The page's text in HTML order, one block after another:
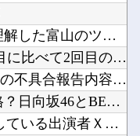
Powered by livedoor 相互RSS
【動画】 自動ドアの仕組みを理解した富山のツバメが賢い。
ホロライブ「さくらみこ」1回目に比べて2回目のソロライブ告知...
ジムニーノマド買ったオーナーの不具合報告内容がどれも独特すぎ...
【日向坂46】 今回はお手頃価格？日向坂46とBEAMSのコ...
【NHK性加害】 今も芸能活動している出演者Ｘは誰？実名非公...